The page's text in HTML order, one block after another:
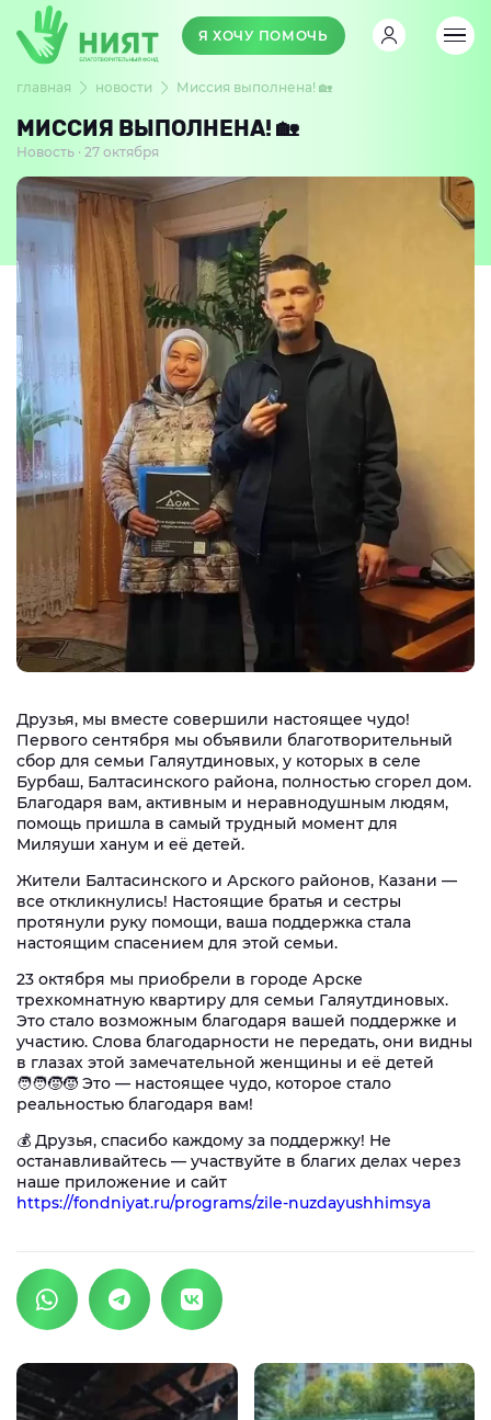
Я ХОЧУ ПОМОЧЬ
главная новости Миссия выполнена! 🏡
МИССИЯ ВЫПОЛНЕНА! 🏡
Новость · 27 октября
Друзья, мы вместе совершили настоящее чудо!
Первого сентября мы объявили благотворительный
сбор для семьи Галяутдиновых, у которых в селе
Бурбаш, Балтасинского района, полностью сгорел дом.
Благодаря вам, активным и неравнодушным людям,
помощь пришла в самый трудный момент для
Миляуши ханум и её детей.
Жители Балтасинского и Арского районов, Казани —
все откликнулись! Настоящие братья и сестры
протянули руку помощи, ваша поддержка стала
настоящим спасением для этой семьи.
23 октября мы приобрели в городе Арске
трехкомнатную квартиру для семьи Галяутдиновых.
Это стало возможным благодаря вашей поддержке и
участию. Слова благодарности не передать, они видны
в глазах этой замечательной женщины и её детей
🧑‍🧑‍🧒‍🧒 Это — настоящее чудо, которое стало
реальностью благодаря вам!
💰 Друзья, спасибо каждому за поддержку! Не
останавливайтесь — участвуйте в благих делах через
наше приложение и сайт
https://fondniyat.ru/programs/zile-nuzdayushhimsya